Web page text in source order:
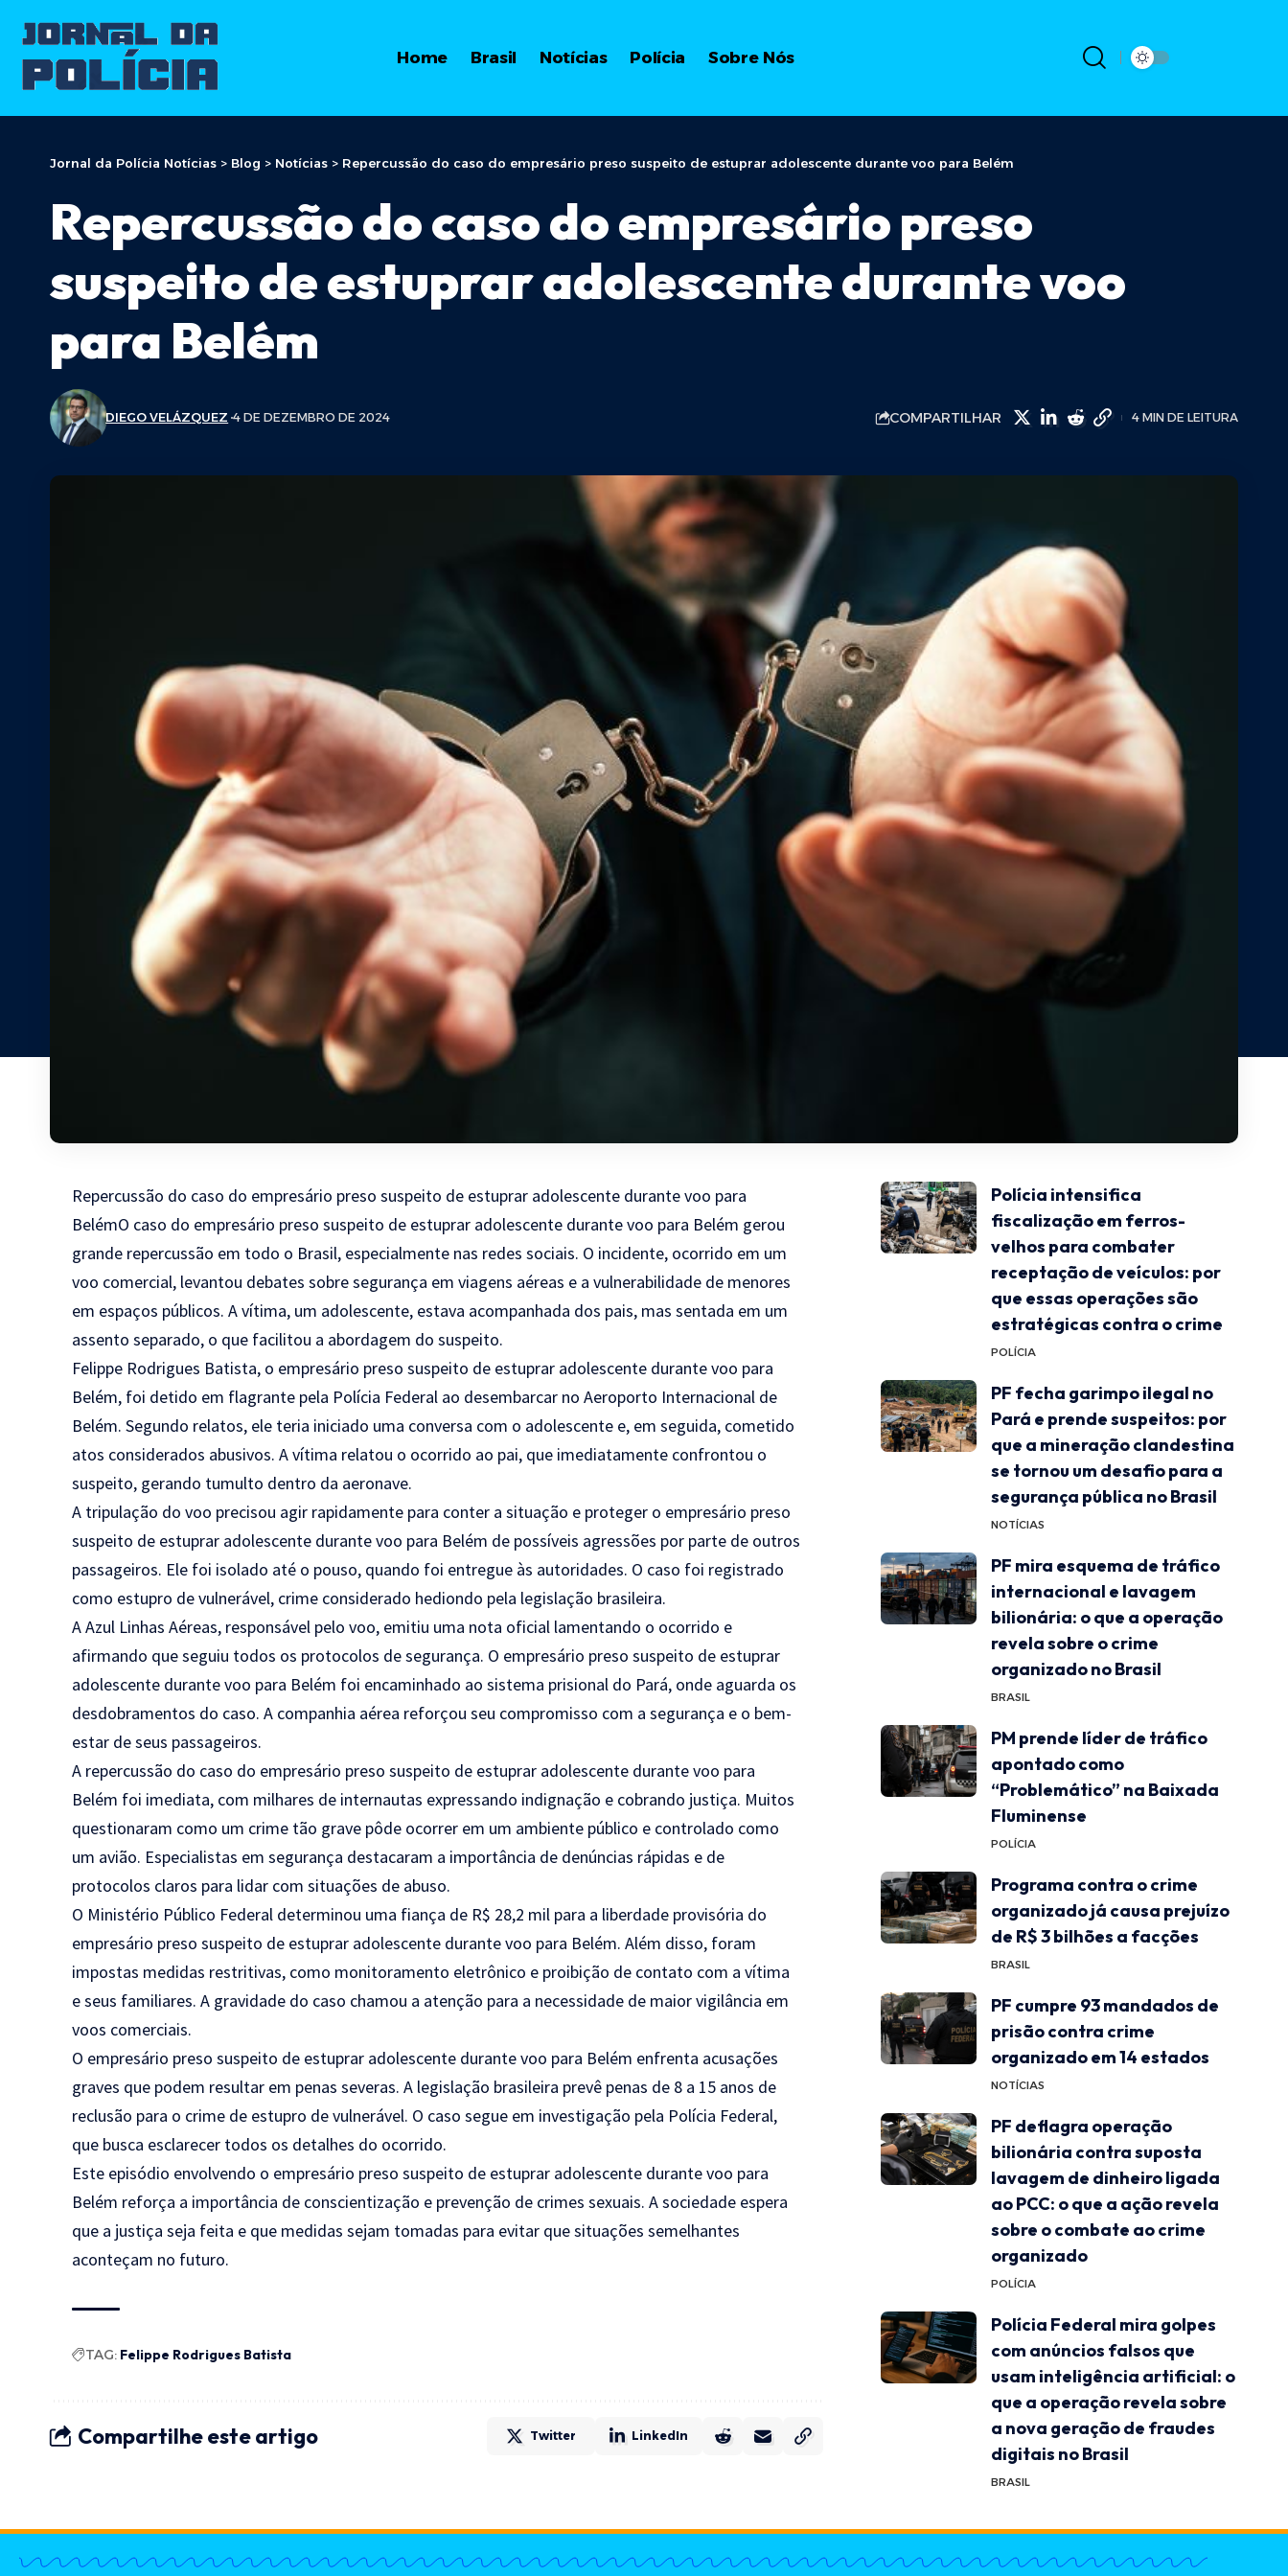
Home Brasil Notícias Polícia Sobre Nós
Jornal da Polícia Notícias > Blog > Notícias > Repercussão do caso do empresário preso suspeito de estuprar adolescente durante voo para Belém
Repercussão do caso do empresário preso
suspeito de estuprar adolescente durante voo
para Belém
DIEGO VELÁZQUEZ 4 DE DEZEMBRO DE 2024 COMPARTILHAR 4 MIN DE LEITURA
Repercussão do caso do empresário preso suspeito de estuprar adolescente durante voo para
BelémO caso do empresário preso suspeito de estuprar adolescente durante voo para Belém gerou
grande repercussão em todo o Brasil, especialmente nas redes sociais. O incidente, ocorrido em um
voo comercial, levantou debates sobre segurança em viagens aéreas e a vulnerabilidade de menores
em espaços públicos. A vítima, um adolescente, estava acompanhada dos pais, mas sentada em um
assento separado, o que facilitou a abordagem do suspeito.
Felippe Rodrigues Batista, o empresário preso suspeito de estuprar adolescente durante voo para
Belém, foi detido em flagrante pela Polícia Federal ao desembarcar no Aeroporto Internacional de
Belém. Segundo relatos, ele teria iniciado uma conversa com o adolescente e, em seguida, cometido
atos considerados abusivos. A vítima relatou o ocorrido ao pai, que imediatamente confrontou o
suspeito, gerando tumulto dentro da aeronave.
A tripulação do voo precisou agir rapidamente para conter a situação e proteger o empresário preso
suspeito de estuprar adolescente durante voo para Belém de possíveis agressões por parte de outros
passageiros. Ele foi isolado até o pouso, quando foi entregue às autoridades. O caso foi registrado
como estupro de vulnerável, crime considerado hediondo pela legislação brasileira.
A Azul Linhas Aéreas, responsável pelo voo, emitiu uma nota oficial lamentando o ocorrido e
afirmando que seguiu todos os protocolos de segurança. O empresário preso suspeito de estuprar
adolescente durante voo para Belém foi encaminhado ao sistema prisional do Pará, onde aguarda os
desdobramentos do caso. A companhia aérea reforçou seu compromisso com a segurança e o bem-
estar de seus passageiros.
A repercussão do caso do empresário preso suspeito de estuprar adolescente durante voo para
Belém foi imediata, com milhares de internautas expressando indignação e cobrando justiça. Muitos
questionaram como um crime tão grave pôde ocorrer em um ambiente público e controlado como
um avião. Especialistas em segurança destacaram a importância de denúncias rápidas e de
protocolos claros para lidar com situações de abuso.
O Ministério Público Federal determinou uma fiança de R$ 28,2 mil para a liberdade provisória do
empresário preso suspeito de estuprar adolescente durante voo para Belém. Além disso, foram
impostas medidas restritivas, como monitoramento eletrônico e proibição de contato com a vítima
e seus familiares. A gravidade do caso chamou a atenção para a necessidade de maior vigilância em
voos comerciais.
O empresário preso suspeito de estuprar adolescente durante voo para Belém enfrenta acusações
graves que podem resultar em penas severas. A legislação brasileira prevê penas de 8 a 15 anos de
reclusão para o crime de estupro de vulnerável. O caso segue em investigação pela Polícia Federal,
que busca esclarecer todos os detalhes do ocorrido.
Este episódio envolvendo o empresário preso suspeito de estuprar adolescente durante voo para
Belém reforça a importância de conscientização e prevenção de crimes sexuais. A sociedade espera
que a justiça seja feita e que medidas sejam tomadas para evitar que situações semelhantes
aconteçam no futuro.
TAG: Felippe Rodrigues Batista
Compartilhe este artigo Twitter LinkedIn
Polícia intensifica
fiscalização em ferros-
velhos para combater
receptação de veículos: por
que essas operações são
estratégicas contra o crime
POLÍCIA
PF fecha garimpo ilegal no
Pará e prende suspeitos: por
que a mineração clandestina
se tornou um desafio para a
segurança pública no Brasil
NOTÍCIAS
PF mira esquema de tráfico
internacional e lavagem
bilionária: o que a operação
revela sobre o crime
organizado no Brasil
BRASIL
PM prende líder de tráfico
apontado como
“Problemático” na Baixada
Fluminense
POLÍCIA
Programa contra o crime
organizado já causa prejuízo
de R$ 3 bilhões a facções
BRASIL
PF cumpre 93 mandados de
prisão contra crime
organizado em 14 estados
NOTÍCIAS
PF deflagra operação
bilionária contra suposta
lavagem de dinheiro ligada
ao PCC: o que a ação revela
sobre o combate ao crime
organizado
POLÍCIA
Polícia Federal mira golpes
com anúncios falsos que
usam inteligência artificial: o
que a operação revela sobre
a nova geração de fraudes
digitais no Brasil
BRASIL